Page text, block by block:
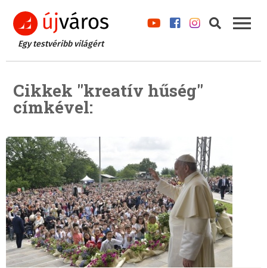
Egy testvéribb világért
Cikkek "kreatív hűség"
címkével: